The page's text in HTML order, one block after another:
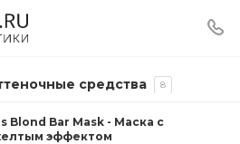
средства 8
Blond Bar Mask - Маска с
эффектом